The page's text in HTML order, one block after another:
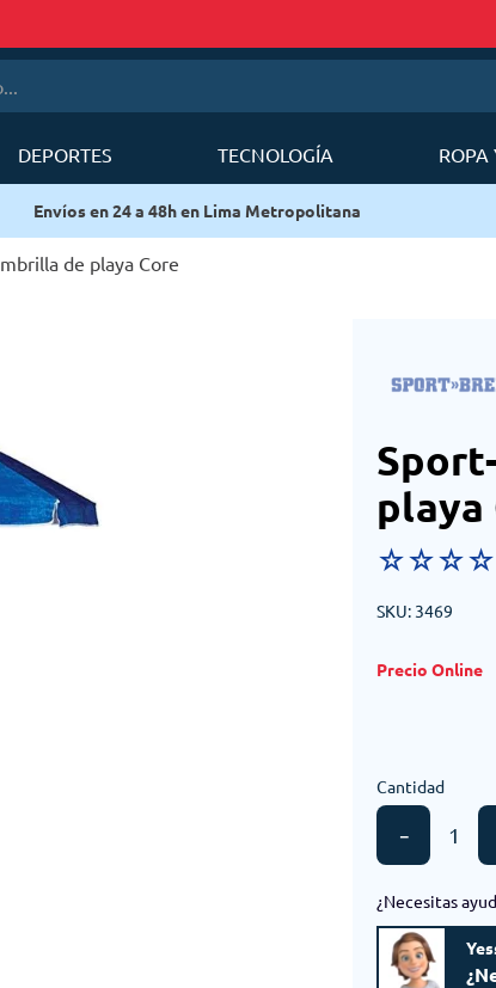
DEPORTES TECNOLOGÍA ROPA
de playa Core
playa
☆☆☆☆
SKU: 3469
Cantidad
－
¿Necesitas
buscados
garden
summit